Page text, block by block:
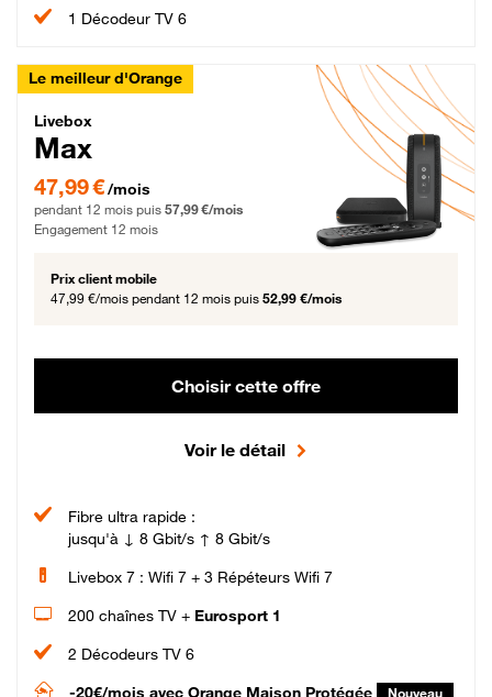
1 Décodeur TV 6
Le meilleur d'Orange
Livebox Max Fibre
Livebox
Max
47,99 € par mois pendant 12 mois puis 57,99 € par mois, Engagement 12 mois
47,99 €/mois
pendant 12 mois puis 57,99 €/mois
Engagement 12 mois
Prix client mobile
47,99 €/mois pendant 12 mois puis 52,99 €/mois
Choisir cette offre
Voir le détail
Fibre ultra rapide :
jusqu'à ↓ 8 Gbit/s ↑ 8 Gbit/s
Livebox 7 : Wifi 7 + 3 Répéteurs Wifi 7
200 chaînes TV + Eurosport 1
2 Décodeurs TV 6
-20€/mois avec Orange Maison Protégée Nouveau